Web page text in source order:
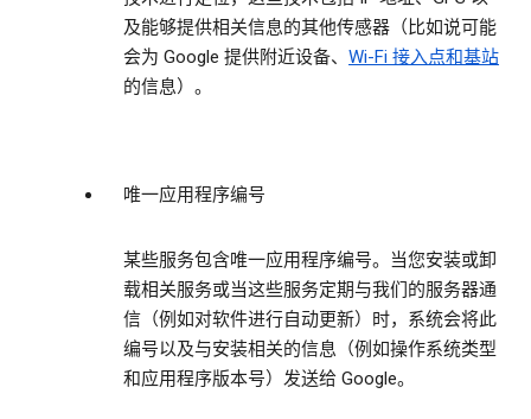
及能够提供相关信息的其他传感器（比如说可能
会为 Google 提供附近设备、 Wi-Fi 接入点和基站
的信息）。
唯一应用程序编号
某些服务包含唯一应用程序编号。当您安装或卸
载相关服务或当这些服务定期与我们的服务器通
信（例如对软件进行自动更新）时，系统会将此
编号以及与安装相关的信息（例如操作系统类型
和应用程序版本号）发送给 Google。